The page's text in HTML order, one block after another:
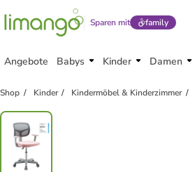
Sparen mit family
Angebote Babys Kinder Damen
Shop Kinder Kindermöbel & Kinderzimmer